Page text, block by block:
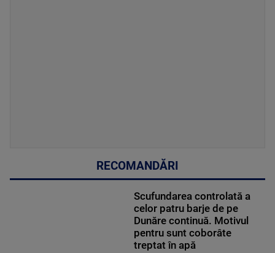
RECOMANDĂRI
Scufundarea controlată a
celor patru barje de pe
Dunăre continuă. Motivul
pentru sunt coborâte
treptat în apă